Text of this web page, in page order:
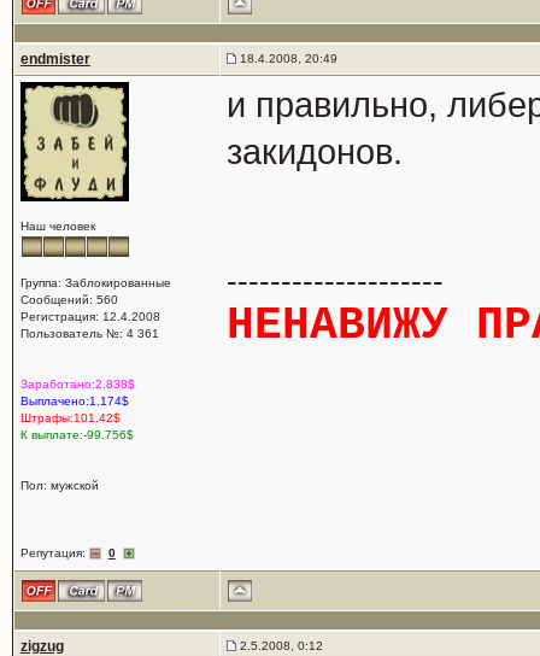
endmister 18.4.2008, 20:49
Наш человек
Группа: Заблокированные
Сообщений: 560
Регистрация: 12.4.2008
Пользователь №: 4 361
Заработано:2.838$
Выплачено:1.174$
Штрафы:101.42$
К выплате:-99.756$
Пол: мужской
Репутация: 0
и правильно,
закидонов.
--------------------
НЕНАВИЖУ
zigzug 2.5.2008, 0:12